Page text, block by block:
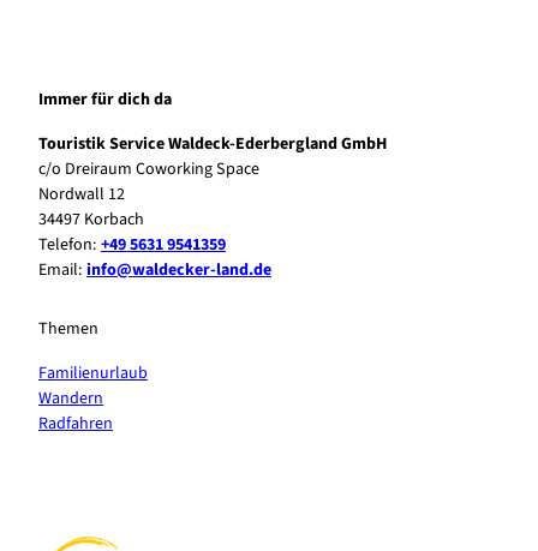
Immer für dich da
Touristik Service Waldeck-Ederbergland GmbH
c/o Dreiraum Coworking Space
Nordwall 12
34497 Korbach
Telefon: +49 5631 9541359
Email: info@waldecker-land.de
Themen
Familienurlaub
Wandern
Radfahren
n